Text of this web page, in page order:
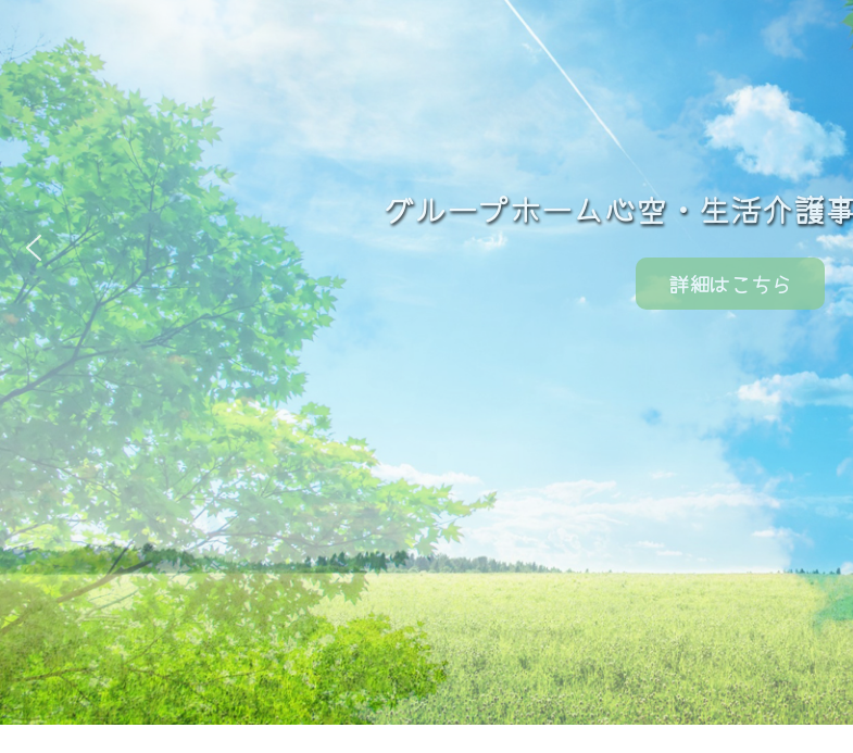
グループホーム心空・生活介護
詳細はこちら
グループホーム心空・生活介護
詳細はこちら